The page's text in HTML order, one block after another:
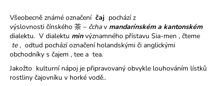
Všeobecně známé označení čaj pochází z
výslovnosti čínského 茶 – čchav mandarínském a kantonském
dialektu. V dialektu minvýznamného přístavu Sia-men , čteme
te, odtud pochází označení holandskými či anglickými
obchodníky s čajem , tee a tea.
Jakožto kulturní nápoj je připravovaný obvykle louhováním lístků
rostliny čajovníku v horké vodě..
j
e
m
e